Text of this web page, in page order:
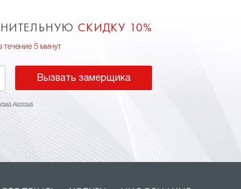
СКИДКУ 10%
течение 5 минут
Вызвать замерщика
данных